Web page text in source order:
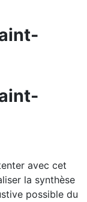
avec cet
la synthèse
possible du